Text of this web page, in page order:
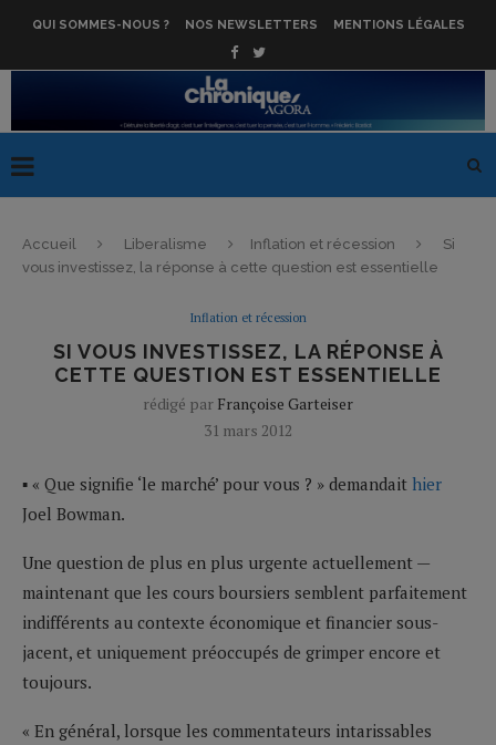
QUI SOMMES-NOUS ? NOS NEWSLETTERS MENTIONS LÉGALES
Accueil Liberalisme Inflation et récession
Si
vous investissez, la réponse à cette question est essentielle
Inflation et récession
SI VOUS INVESTISSEZ, LA RÉPONSE À
CETTE QUESTION EST ESSENTIELLE
rédigé par Françoise Garteiser
31 mars 2012
▪ « Que signifie ‘le marché’ pour vous ? » demandait hier
Joel Bowman.
Une question de plus en plus urgente actuellement —
maintenant que les cours boursiers semblent parfaitement
indifférents au contexte économique et financier sous-
jacent, et uniquement préoccupés de grimper encore et
toujours.
« En général, lorsque les commentateurs intarissables